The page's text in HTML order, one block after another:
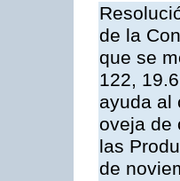
de la
que se
122,
ayuda al
oveja de
las
de